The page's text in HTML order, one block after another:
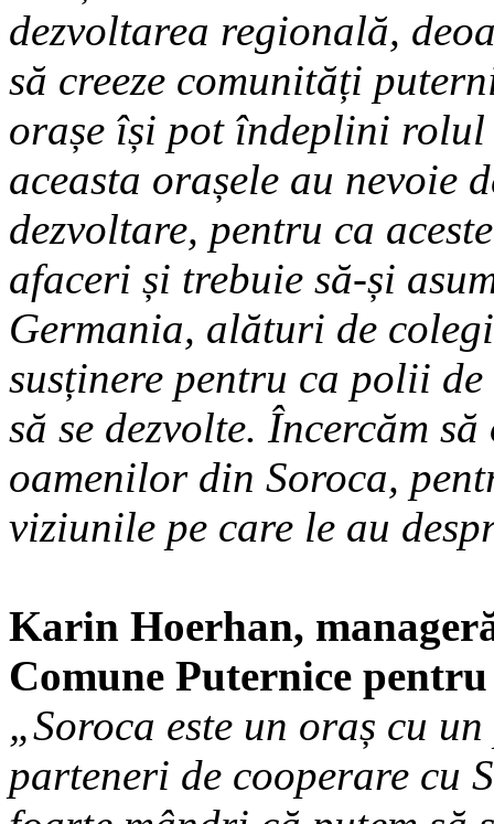
dezvoltarea regională,
să creeze comunități
orașe își pot îndeplini rolul
aceasta orașele au nevoie
dezvoltare, pentru ca
afaceri și trebuie să-și
Germania, alături de
susținere pentru ca polii
să se dezvolte. Încercăm
oamenilor din Soroca,
viziunile pe care le au
Karin Hoerhan,
Comune Puternice
„Soroca este un oraș cu
parteneri de cooperare cu